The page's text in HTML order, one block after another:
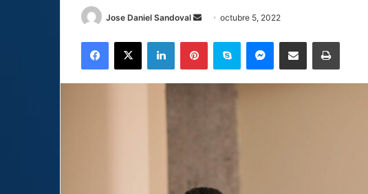
Jose Daniel Sandoval
Sendoctubre 5, 2022
Facebook
X LinkedInPinterestSkype MessengerCompartir por correo electrónicoImprimir